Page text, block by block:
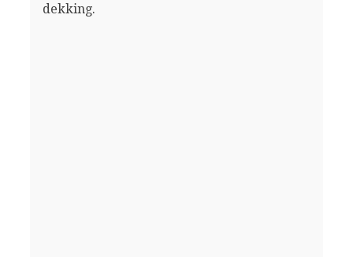
dekking.